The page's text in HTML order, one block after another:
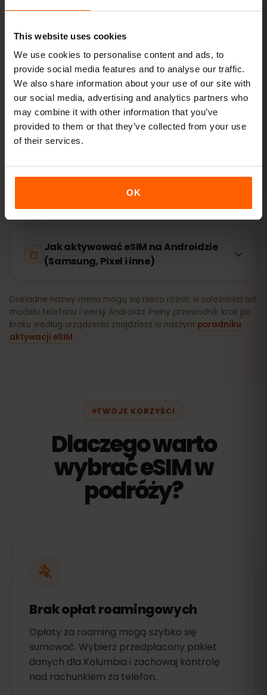
This website uses cookies
We use cookies to personalise content and ads, to
provide social media features and to analyse our traffic.
We also share information about your use of our site with
our social media, advertising and analytics partners who
may combine it with other information that you’ve
provided to them or that they’ve collected from your use
of their services.
OK
Kolumbia
Konfiguracja zajmuje tylko 2 minuty: iPhone Ustawienia
→ Sieć komórkowa → Dodaj eSIM, AndroidSieć i
internet → Karty SIM. Ważność pakietu liczy się od
pierwszego użycia, nie od zakupu.
Czy Twoje urządzenie obsługuje eSIM? Sprawdź
Jak aktywować eSIM na iPhone (iOS)
Jak aktywować eSIM na Androidzie
(Samsung, Pixel i inne)
Dokładne nazwy menu mogą się nieco różnić w zależności od
modelu telefonu i wersji Androida. Pełny przewodnik krok po
kroku według urządzenia znajdziesz w naszym poradniku
aktywacji eSIM.
TWOJE KORZYŚCI
Dlaczego warto
wybrać eSIM w
podróży?
Brak opłat roamingowych
Opłaty za roaming mogą szybko się
sumować. Wybierz przedpłacony pakiet
danych dla Kolumbia i zachowaj kontrolę
nad rachunkiem za telefon.